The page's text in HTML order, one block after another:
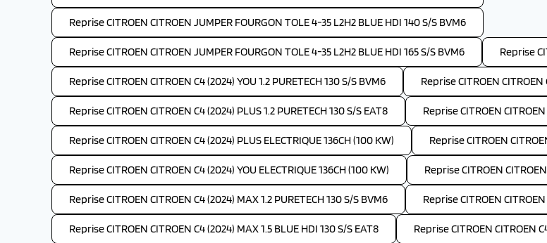
Reprise CITROEN CITROEN JUMPER FOURGON TOLE 4-35 L2H2 BLUE HDI 140 S/S BVM6
Reprise CITROEN CITROEN JUMPER FOURGON TOLE 4-35 L2H2 BLUE HDI 165 S/S BVM6 Reprise
Reprise CITROEN CITROEN C4 (2024) YOU 1.2 PURETECH 130 S/S BVM6 Reprise CITROEN CITROEN
Reprise CITROEN CITROEN C4 (2024) PLUS 1.2 PURETECH 130 S/S EAT8 Reprise CITROEN
Reprise CITROEN CITROEN C4 (2024) PLUS ELECTRIQUE 136CH (100 KW) Reprise CITROEN
Reprise CITROEN CITROEN C4 (2024) YOU ELECTRIQUE 136CH (100 KW) Reprise CITROEN
Reprise CITROEN CITROEN C4 (2024) MAX 1.2 PURETECH 130 S/S BVM6 Reprise CITROEN
Reprise CITROEN CITROEN C4 (2024) MAX 1.5 BLUE HDI 130 S/S EAT8 Reprise CITROEN CITROEN